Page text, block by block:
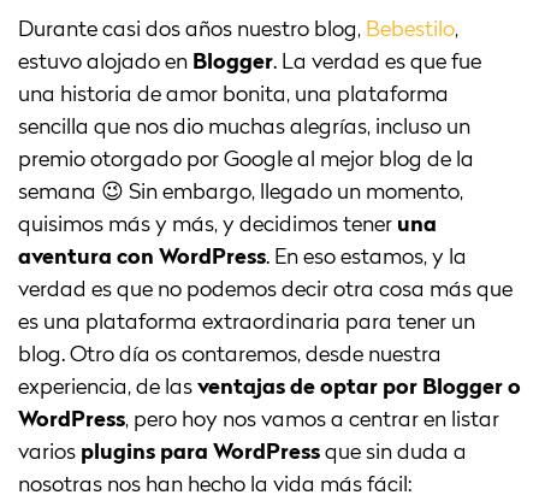
Durante casi dos años nuestro blog, Bebestilo,
estuvo alojado en Blogger. La verdad es que fue
una historia de amor bonita, una plataforma
sencilla que nos dio muchas alegrías, incluso un
premio otorgado por Google al mejor blog de la
semana 😉 Sin embargo, llegado un momento,
quisimos más y más, y decidimos tener una
aventura con WordPress. En eso estamos, y la
verdad es que no podemos decir otra cosa más que
es una plataforma extraordinaria para tener un
blog. Otro día os contaremos, desde nuestra
experiencia, de las ventajas de optar por Blogger o
WordPress, pero hoy nos vamos a centrar en listar
varios plugins para WordPress que sin duda a
nosotras nos han hecho la vida más fácil: